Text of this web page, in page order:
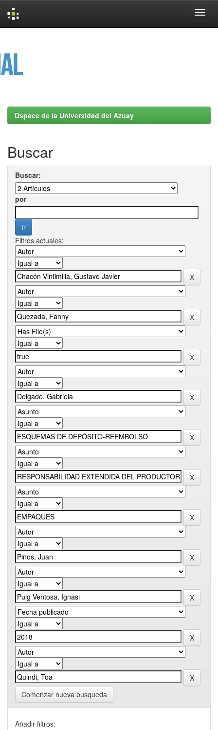
Dspace de la Universidad del Azuay
Buscar
Buscar:
por
Filtros actuales:
Comenzar nueva busqueda
Añadir filtros: